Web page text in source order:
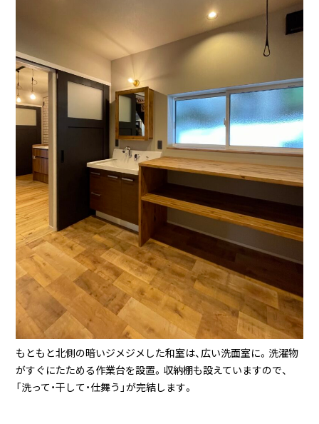
もともと北側の暗いジメジメした和室は、広い洗面室に。洗濯物
がすぐにたためる作業台を設置。収納棚も設えていますので、
「洗って・干して・仕舞う」が完結します。